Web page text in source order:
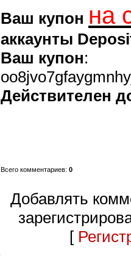
Ваш купон на
аккаунты
Ваш купон:
Действителен
Всего комментариев: 0
Добавлять
[